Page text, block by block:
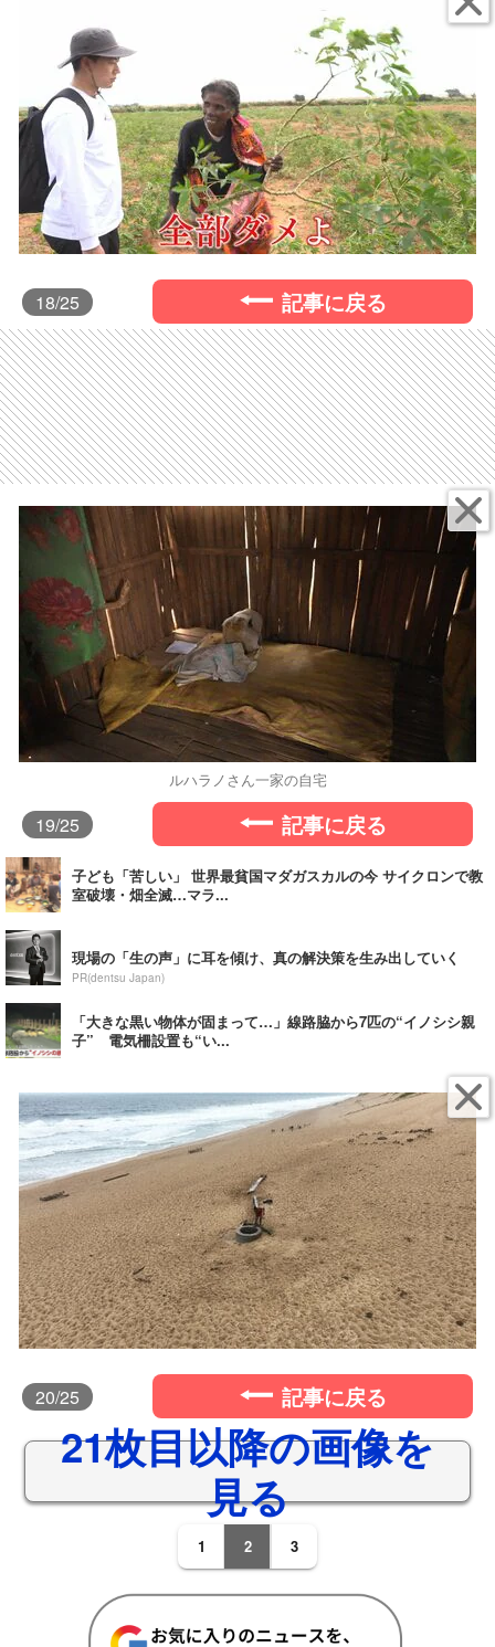
18/25 記事に戻る
ルハラノさん一家の自宅
19/25 記事に戻る
子ども「苦しい」 世界最貧国マダガスカルの今 サイクロンで教
室破壊・畑全滅…マラ...
現場の「生の声」に耳を傾け、真の解決策を生み出していく
PR(dentsu Japan)
「大きな黒い物体が固まって…」線路脇から7匹の“イノシシ親
子” 電気柵設置も“い...
20/25 記事に戻る
21枚目以降の画像を
見る
1 2 3